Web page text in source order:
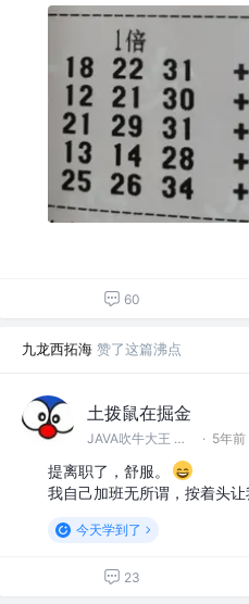
60
九龙西拓海 赞了这篇沸点
土拨鼠在掘金
JAVA吹牛大王 @苏州 · 5年前
提离职了，舒服。
我自己加班无所谓，按着头让
今天学到了
23